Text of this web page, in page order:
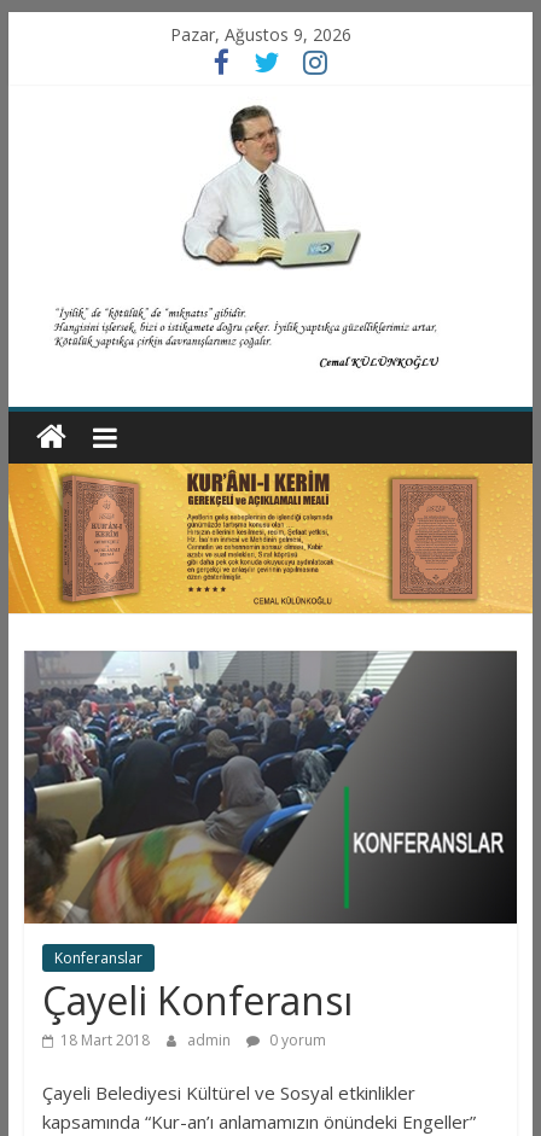
Pazar, Ağustos 9, 2026
Konferanslar
Çayeli Konferansı
18 Mart 2018 admin 0 yorum
Çayeli Belediyesi Kültürel ve Sosyal etkinlikler
kapsamında “Kur-an’ı anlamamızın önündeki Engeller”